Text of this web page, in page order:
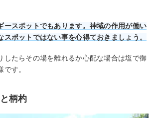
ースポットでもあります。神域の作用が働い
スポットではない事を心得ておきましょう。
したらその場を離れるか心配な場合は塩で御
す。
柄杓